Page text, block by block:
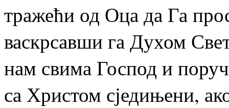
тражећи од Оца да Га
васкрсавши га Духом
нам свима Господ и
са Христом сједињени,